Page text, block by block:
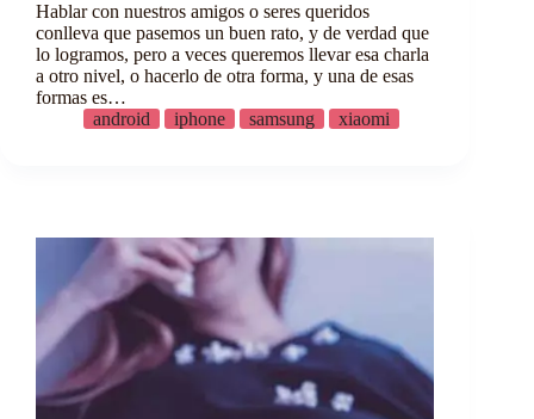
Hablar con nuestros amigos o seres queridos
conlleva que pasemos un buen rato, y de verdad que
lo logramos, pero a veces queremos llevar esa charla
a otro nivel, o hacerlo de otra forma, y una de esas
formas es…
android
iphone samsung xiaomi